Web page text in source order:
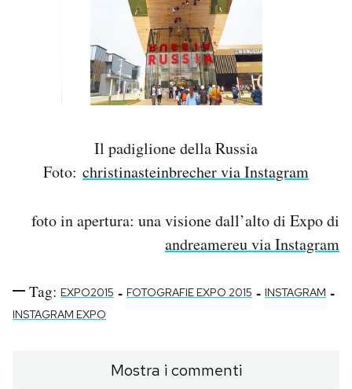
Il padiglione della Russia
Foto: christinasteinbrecher via Instagram
foto in apertura: una visione dall’alto di Expo di
andreamereu via Instagram
Tag: EXPO2015 - FOTOGRAFIE EXPO 2015 - INSTAGRAM -
INSTAGRAM EXPO
Mostra i commenti